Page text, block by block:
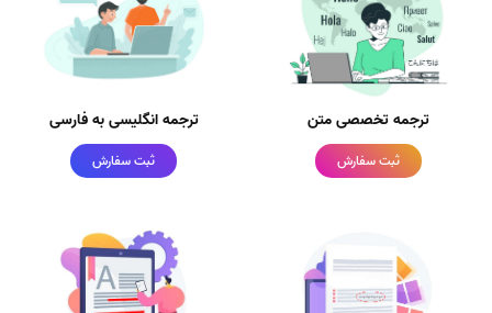
ترجمه تخصصی متن
ثبت سفارش
ترجمه انگلیسی به فارسی
ثبت سفارش